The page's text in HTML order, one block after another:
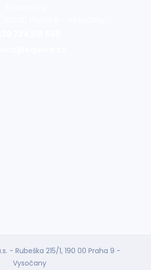
- Rubeška 215/1, 190 00 Praha 9 -
Vysočany